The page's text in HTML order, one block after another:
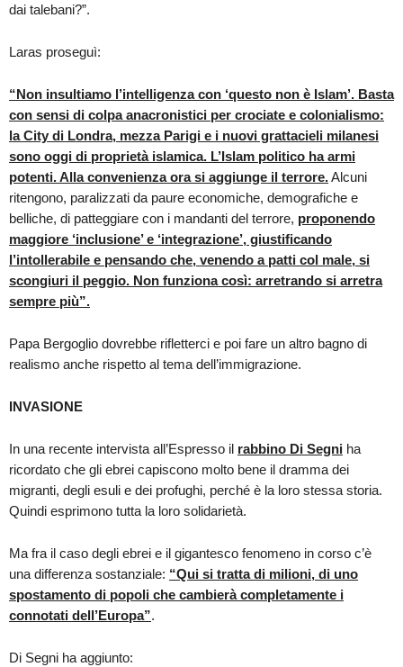
dai talebani?”.
Laras proseguì:
“Non insultiamo l’intelligenza con ‘questo non è Islam’. Basta
con sensi di colpa anacronistici per crociate e colonialismo:
la City di Londra, mezza Parigi e i nuovi grattacieli milanesi
sono oggi di proprietà islamica. L’Islam politico ha armi
potenti. Alla convenienza ora si aggiunge il terrore.Alcuni
ritengono, paralizzati da paure economiche, demografiche e
belliche, di patteggiare con i mandanti del terrore, proponendo
maggiore ‘inclusione’ e ‘integrazione’, giustificando
l’intollerabile e pensando che, venendo a patti col male, si
scongiuri il peggio. Non funziona così: arretrando si arretra
sempre più”.
Papa Bergoglio dovrebbe rifletterci e poi fare un altro bagno di
realismo anche rispetto al tema dell’immigrazione.
INVASIONE
In una recente intervista all’Espresso il rabbino Di Segni ha
ricordato che gli ebrei capiscono molto bene il dramma dei
migranti, degli esuli e dei profughi, perché è la loro stessa storia.
Quindi esprimono tutta la loro solidarietà.
Ma fra il caso degli ebrei e il gigantesco fenomeno in corso c’è
una differenza sostanziale: “Qui si tratta di milioni, di uno
spostamento di popoli che cambierà completamente i
connotati dell’Europa”.
Di Segni ha aggiunto: